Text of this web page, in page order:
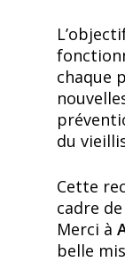
chaque
du
Cette
cadre
Merci à
belle